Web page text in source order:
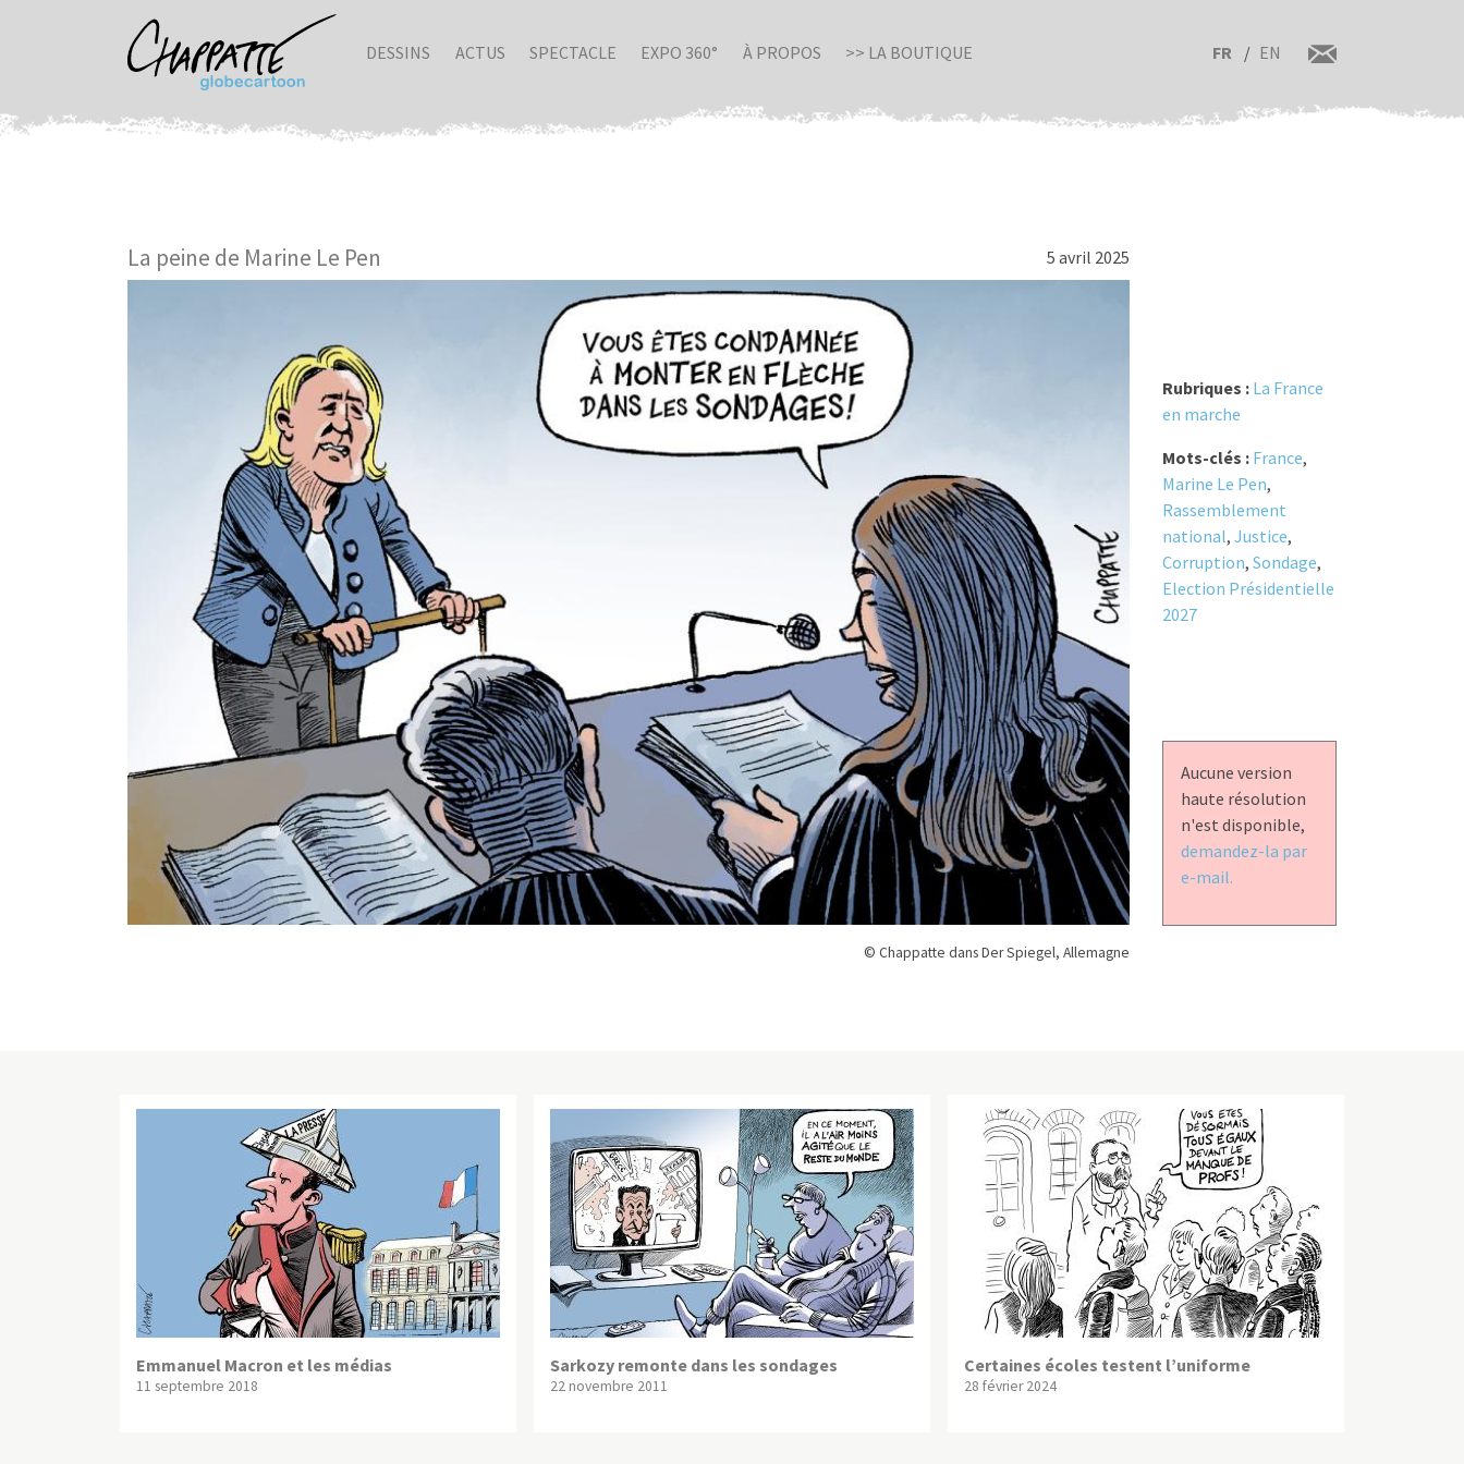
DESSINS ACTUS SPECTACLE EXPO 360° À PROPOS >> LA BOUTIQUE FR EN
La peine de Marine Le Pen 5 avril 2025
© Chappatte dans Der Spiegel, Allemagne
Rubriques : La France
en marche
Mots-clés : France,
Marine Le Pen,
Rassemblement
national, Justice,
Corruption, Sondage,
Election Présidentielle
2027
Aucune version
haute résolution
n'est disponible,
demandez-la par
e-mail.
Emmanuel Macron et les médias
11 septembre 2018
Sarkozy remonte dans les sondages
22 novembre 2011
Certaines écoles testent l’uniforme
28 février 2024